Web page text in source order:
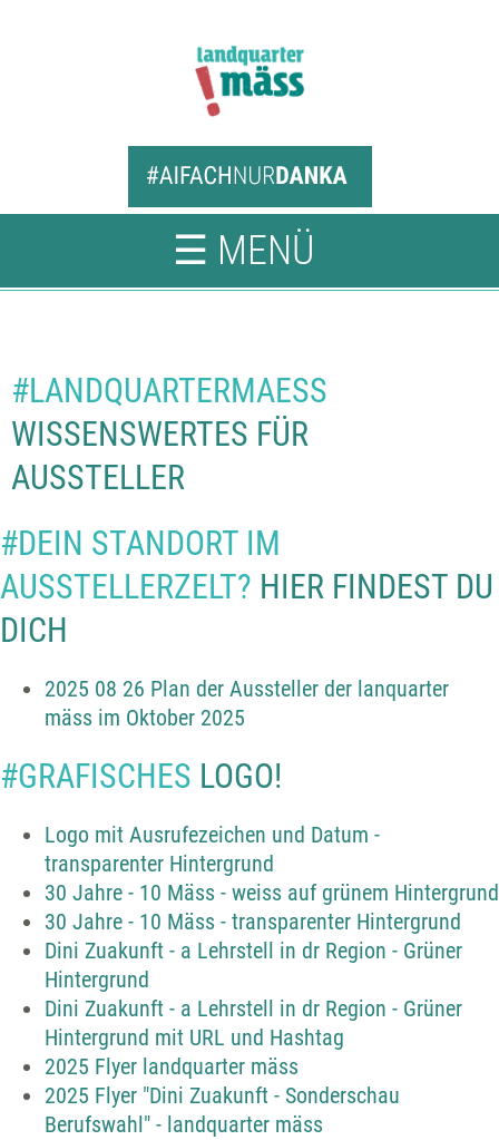
☰ MENÜ
#LANDQUARTERMAESS
WISSENSWERTES FÜR
AUSSTELLER
#DEIN STANDORT IM
AUSSTELLERZELT? HIER FINDEST DU
DICH
2025 08 26 Plan der Aussteller der lanquarter
mäss im Oktober 2025
#GRAFISCHES LOGO!
Logo mit Ausrufezeichen und Datum -
transparenter Hintergrund
30 Jahre - 10 Mäss - weiss auf grünem Hintergrund
30 Jahre - 10 Mäss - transparenter Hintergrund
Dini Zuakunft - a Lehrstell in dr Region - Grüner
Hintergrund
Dini Zuakunft - a Lehrstell in dr Region - Grüner
Hintergrund mit URL und Hashtag
2025 Flyer landquarter mäss
2025 Flyer "Dini Zuakunft - Sonderschau
Berufswahl" - landquarter mäss